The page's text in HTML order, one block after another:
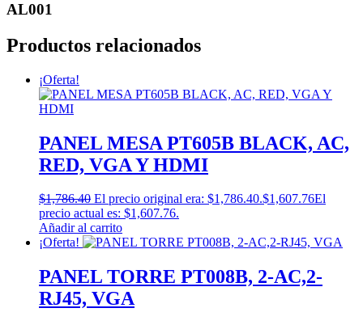
AL001
Productos relacionados
¡Oferta!
PANEL MESA PT605B BLACK, AC,
RED, VGA Y HDMI
$1,786.40 El precio original era: $1,786.40.$1,607.76El
precio actual es: $1,607.76.
Añadir al carrito
¡Oferta!
PANEL TORRE PT008B, 2-AC,2-
RJ45, VGA